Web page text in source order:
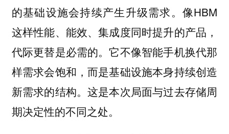
的基础设施会持续产生升级需求。像HBM
这样性能、能效、集成度同时提升的产品，
代际更替是必需的。它不像智能手机换代那
样需求会饱和，而是基础设施本身持续创造
新需求的结构。这是本次局面与过去存储周
期决定性的不同之处。